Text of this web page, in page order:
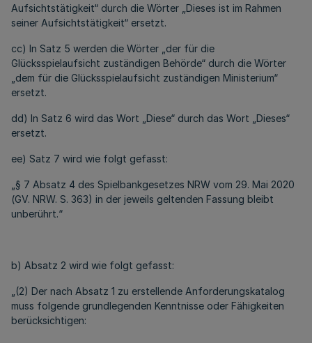
Aufsichtstätigkeit“ durch die Wörter „Dieses ist im Rahmen
seiner Aufsichtstätigkeit“ ersetzt.
cc) In Satz 5 werden die Wörter „der für die
Glücksspielaufsicht zuständigen Behörde“ durch die Wörter
„dem für die Glücksspielaufsicht zuständigen Ministerium“
ersetzt.
dd) In Satz 6 wird das Wort „Diese“ durch das Wort „Dieses“
ersetzt.
ee) Satz 7 wird wie folgt gefasst:
„§ 7 Absatz 4 des Spielbankgesetzes NRW vom 29. Mai 2020
(GV. NRW. S. 363) in der jeweils geltenden Fassung bleibt
unberührt.“
b) Absatz 2 wird wie folgt gefasst:
„(2) Der nach Absatz 1 zu erstellende Anforderungskatalog
muss folgende grundlegenden Kenntnisse oder Fähigkeiten
berücksichtigen: